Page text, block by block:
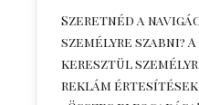
Szeretnéd a
személyre szabni?
keresztül
reklám